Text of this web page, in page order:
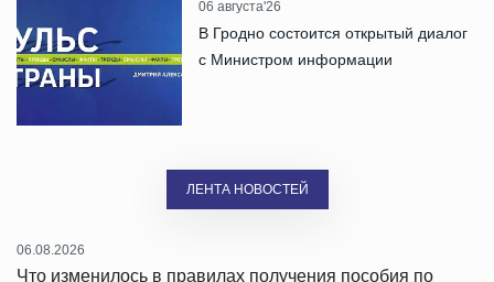
06 августа'26
В Гродно состоится открытый диалог
с Министром информации
ЛЕНТА НОВОСТЕЙ
06.08.2026
Что изменилось в правилах получения пособия по